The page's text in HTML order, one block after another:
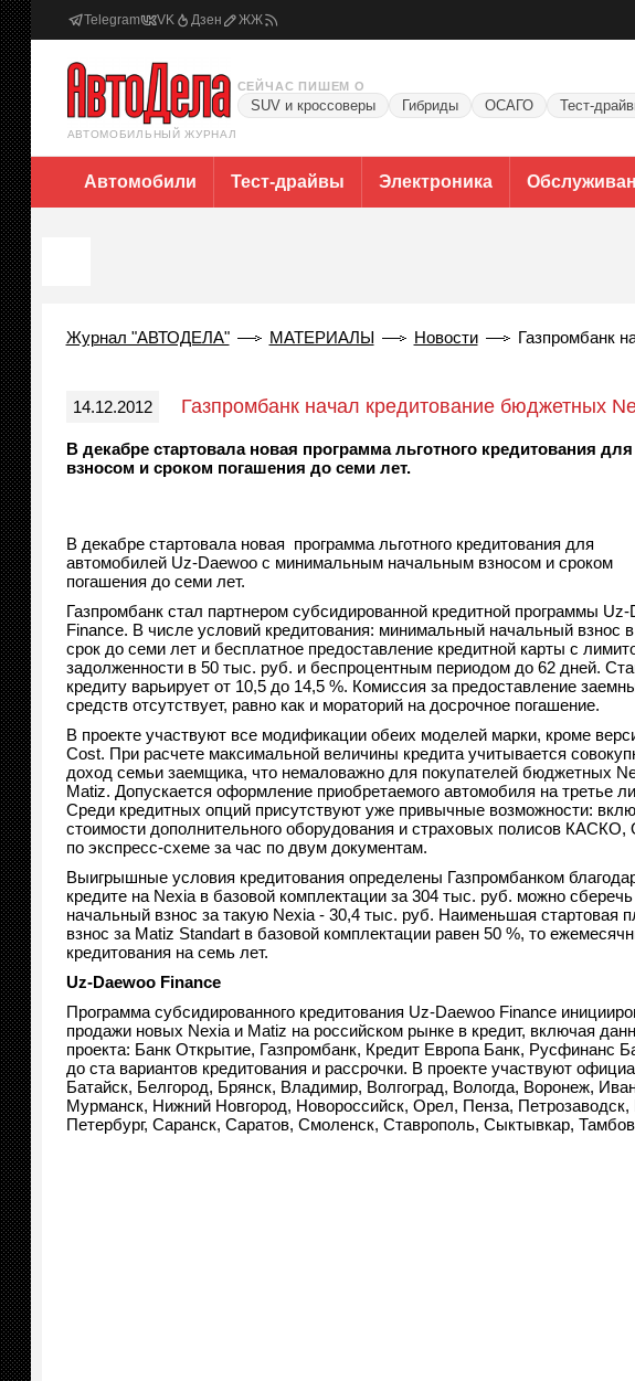
Telegram VK Дзен ЖЖ
АВТОМОБИЛЬНЫЙ ЖУРНАЛ
СЕЙЧАС ПИШЕМ О
SUV и кроссоверы Гибриды ОСАГО Тест-
Автомобили Тест-драйвы Электроника
Журнал "АВТОДЕЛА" МАТЕРИАЛЫ Новости Газпромбанк
14.12.2012 Газпромбанк начал кредитование бюджетных
В декабре стартовала новая программа льготного кредитования
взносом и сроком погашения до семи лет.
В декабре стартовала новая программа льготного кредитования для
автомобилей Uz-Daewoo с минимальным начальным взносом и сроком
погашения до семи лет.
Газпромбанк стал партнером субсидированной кредитной программы Uz-
Finance. В числе условий кредитования: минимальный начальный взнос
срок до семи лет и бесплатное предоставление кредитной карты с
задолженности в 50 тыс. руб. и беспроцентным периодом до 62 дней.
кредиту варьирует от 10,5 до 14,5 %. Комиссия за предоставление
средств отсутствует, равно как и мораторий на досрочное погашение.
В проекте участвуют все модификации обеих моделей марки, кроме
Cost. При расчете максимальной величины кредита учитывается
доход семьи заемщика, что немаловажно для покупателей бюджетных
Matiz. Допускается оформление приобретаемого автомобиля на третье
Среди кредитных опций присутствуют уже привычные возможности:
стоимости дополнительного оборудования и страховых полисов
по экспресс-схеме за час по двум документам.
Выигрышные условия кредитования определены Газпромбанком
кредите на Nexia в базовой комплектации за 304 тыс. руб. можно
начальный взнос за такую Nexia - 30,4 тыс. руб. Наименьшая стартовая
взнос за Matiz Standart в базовой комплектации равен 50 %, то
кредитования на семь лет.
Uz-Daewoo Finance
Программа субсидированного кредитования Uz-Daewoo Finance
продажи новых Nexia и Matiz на российском рынке в кредит, включая
проекта: Банк Открытие, Газпромбанк, Кредит Европа Банк, Русфинанс
до ста вариантов кредитования и рассрочки. В проекте участвуют
Батайск, Белгород, Брянск, Владимир, Волгоград, Вологда, Воронеж,
Мурманск, Нижний Новгород, Новороссийск, Орел, Пенза,
Петербург, Саранск, Саратов, Смоленск, Ставрополь, Сыктывкар,